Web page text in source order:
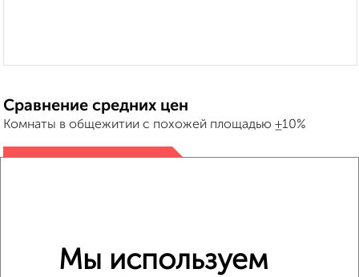
Сравнение средних цен
Комнаты в общежитии с похожей площадью ±10%
770 000
Мы используем